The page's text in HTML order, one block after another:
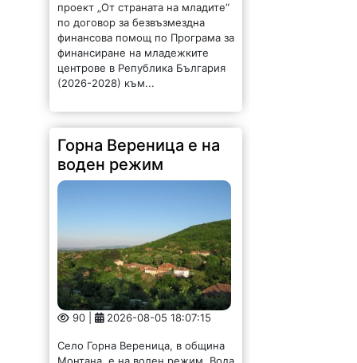
по договор за безвъзмездна
финансова помощ по Програма за
финансиране на младежките
центрове в Република България
(2026-2028) към...
Горна Вереница е на
воден режим
90 | 2026-08-05 18:07:15
Село Горна Вереница, в община
Монтана, е на воден режим. Вода